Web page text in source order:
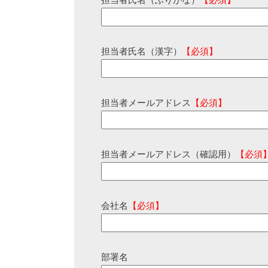
担当者氏名（漢字） 【必須】
担当者メールアドレス 【必須】
担当者メールアドレス（確認用） 【必須
会社名 【必須】
部署名